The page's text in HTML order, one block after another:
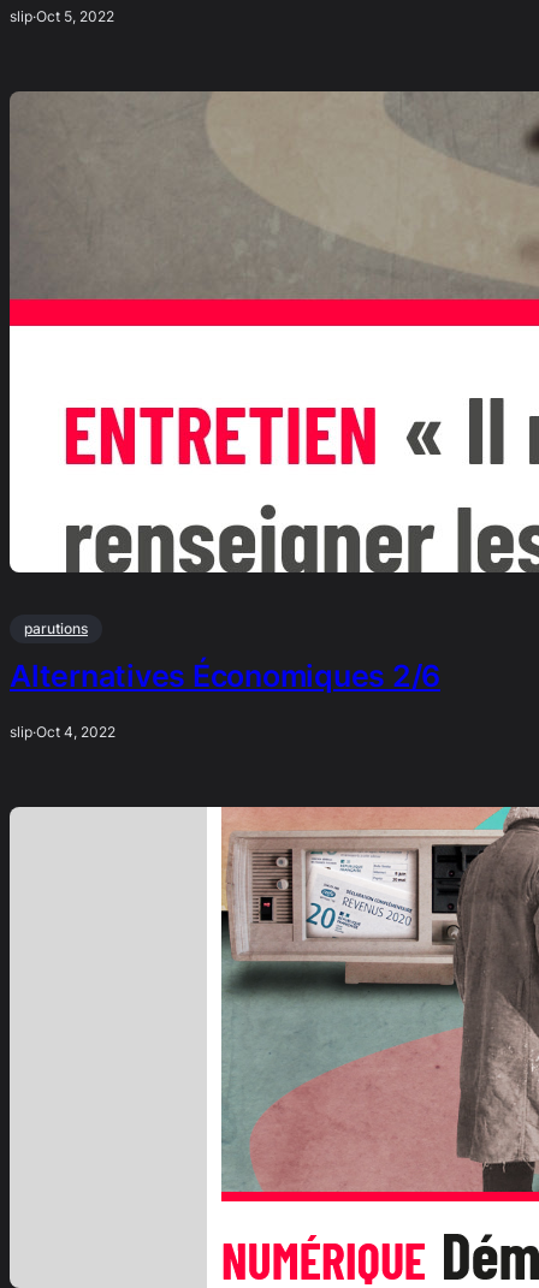
slip·Oct 5, 2022
parutions
Alternatives Économiques 2/6
slip·Oct 4, 2022